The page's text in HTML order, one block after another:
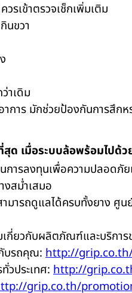
รเข้าตรวจเช็กเพิ่มเติม
นขวา
าเดิม
การ มักช่วยป้องกันการสึกห
สุด เมื่อระบบล้อพร้อมไปด้ว
นการลงทุนเพื่อความปลอด
งสม่ำเสมอ
มารถดูแลได้ครบทั้งยาง ศู
เกี่ยวกับผลิตภัณฑ์และบริการ
บรถคุณ: http://
วประเทศ: http://
grip.co.th/